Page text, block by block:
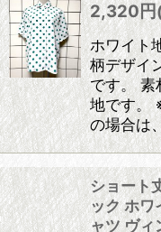
2,320円
ホワイト
柄デザイ
です。 素
地です。
の場合は
ショート
ック ホワ
ャツ ヴィ